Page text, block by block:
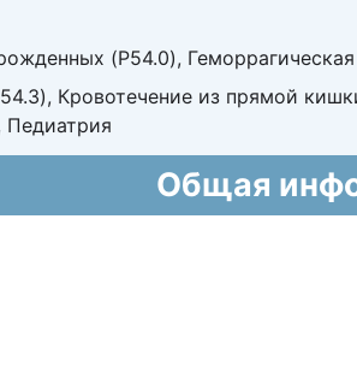
(P54.0),
Кровотечение из прямой
Педиатрия
Общая